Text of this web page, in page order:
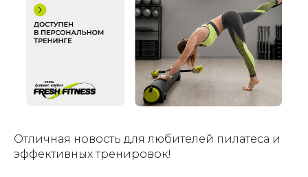
Отличная новость для любителей пилатеса и
эффективных тренировок!